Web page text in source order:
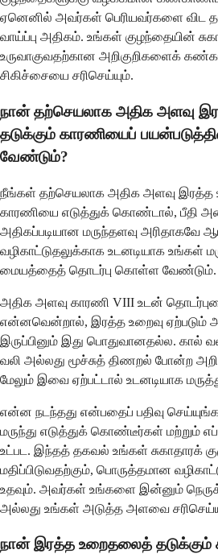
ஏனெனில் அவர்கள் பெரியவர்களை விட
வாய்ப்பு அதிகம். உங்கள் குழந்தையின்
உருவாகுவதற்கான அறிகுறிகளைக்
சிகிச்சையை சரிசெய்யும்.
நான் தற்செயலாக அதிக அளவு
தடுக்கும் காரணியைப்
வேண்டும்?
நீங்கள் தற்செயலாக அதிக அளவு இரத்த
காரணியை எடுத்துக் கொண்டால், பீதி
அதிகப்படியான மருந்தளவு அரிதாகவே
வழிகாட்டுதலுக்காக உடனடியாக உங்கள்
மையத்தைத் தொடர்பு கொள்ள வேண்டும்.
அதிக அளவு காரணி VIII உடன்
என்னவென்றால், இரத்த உறைவு ஏற்படும்
இருப்பினும் இது பொதுவானதல்ல. கால்
வலி அல்லது மூச்சுத் திணறல் போன்ற
மேலும் இவை ஏற்பட்டால் உடனடியாக
என்ன நடந்தது என்பதைப் பதிவு
மருந்து எடுத்துக் கொண்டீர்கள் மற்றும்
உட்பட. இந்தத் தகவல் உங்கள் சுகாதாரக்
மதிப்பிடுவதற்கும், பொருத்தமான
உதவும். அவர்கள் உங்களை இன்னும்
அல்லது உங்கள் அடுத்த அளவை
நான் இரத்த உறைதலைத்